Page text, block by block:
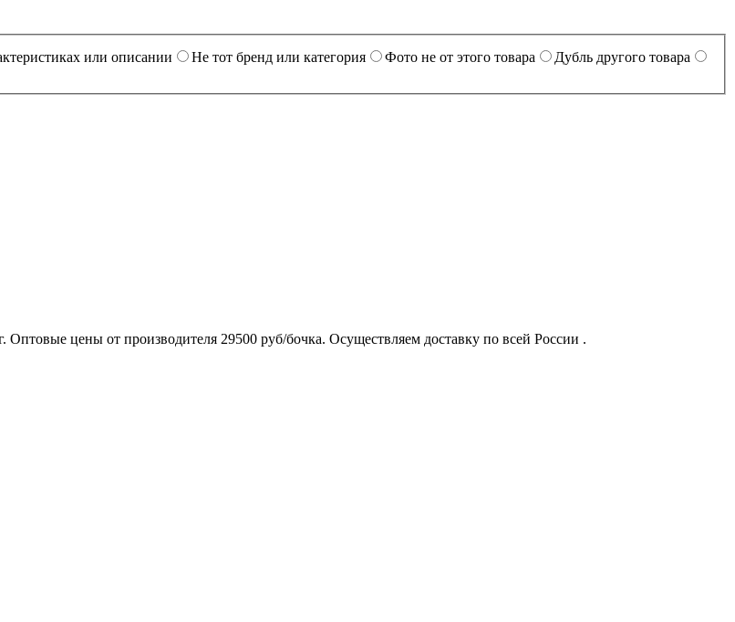
или описании Не тот бренд или категория Фото не от этого товара
Дубль другого товара
цены от производителя 29500 руб/бочка. Осуществляем доставку по всей России .